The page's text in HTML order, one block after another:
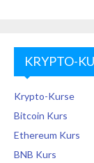
KRYPTO-
Krypto-Kurse
Bitcoin Kurs
Ethereum Kurs
BNB Kurs